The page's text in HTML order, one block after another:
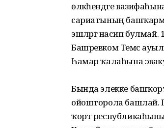
өлкәһендәге
сариатының
эшләргә насип
Башревком Темәс
Һамар ҡала­һына
Бында элекке башҡорт
ойошторола башлай.
ҡорт